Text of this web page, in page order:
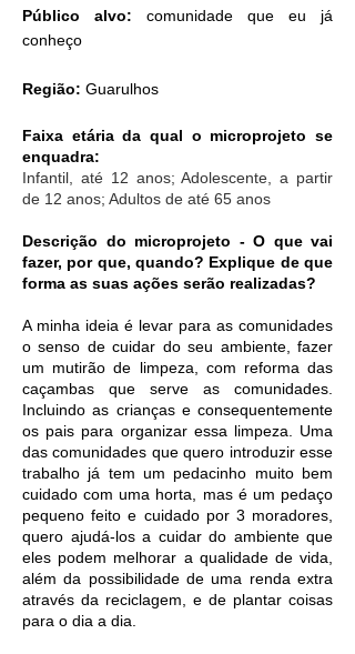
Público alvo: comunidade que eu já
conheço
Região: Guarulhos
Faixa etária da qual o microprojeto se
enquadra:
Infantil, até 12 anos; Adolescente, a partir
de 12 anos; Adultos de até 65 anos
Descrição do microprojeto - O que vai
fazer, por que, quando? Explique de que
forma as suas ações serão realizadas?
A minha ideia é levar para as comunidades
o senso de cuidar do seu ambiente, fazer
um mutirão de limpeza, com reforma das
caçambas que serve as comunidades.
Incluindo as crianças e consequentemente
os pais para organizar essa limpeza. Uma
das comunidades que quero introduzir esse
trabalho já tem um pedacinho muito bem
cuidado com uma horta, mas é um pedaço
pequeno feito e cuidado por 3 moradores,
quero ajudá-los a cuidar do ambiente que
eles podem melhorar a qualidade de vida,
além da possibilidade de uma renda extra
através da reciclagem, e de plantar coisas
para o dia a dia.